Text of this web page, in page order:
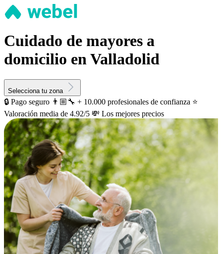
Cuidado de mayores a
domicilio en Valladolid
Selecciona tu zona
🔒 Pago seguro 👨🏼‍🔧 + 10.000 profesionales de confianza ⭐️
Valoración media de 4.92/5 💸 Los mejores precios